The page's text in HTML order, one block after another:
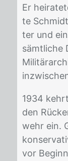
Er
te
ter und
sämt­li­che
1934
den
wehr ein.
vor